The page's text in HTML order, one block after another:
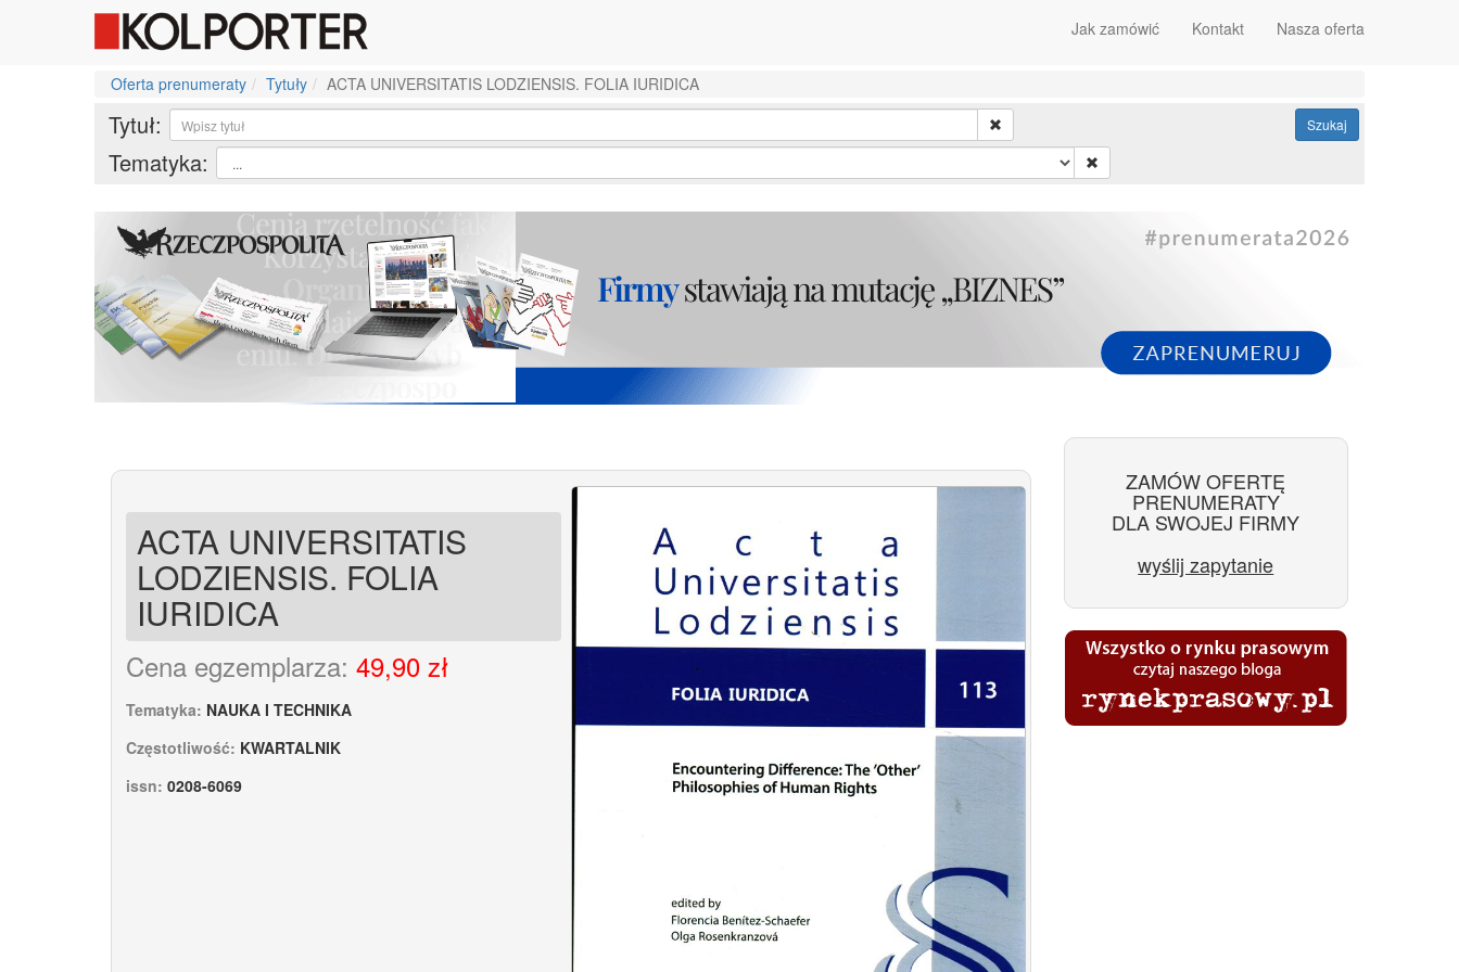
Jak zamówić Kontakt Nasza oferta
Oferta prenumeraty Tytuły ACTA UNIVERSITATIS LODZIENSIS. FOLIA IURIDICA
Tytuł:
Tematyka:
Szukaj
ACTA UNIVERSITATIS
LODZIENSIS. FOLIA
IURIDICA
Cena egzemplarza: 49,90 zł
Tematyka: NAUKA I TECHNIKA
Częstotliwość: KWARTALNIK
issn: 0208-6069
ZAMÓW OFERTĘ
PRENUMERATY
DLA SWOJEJ FIRMY
wyślij zapytanie